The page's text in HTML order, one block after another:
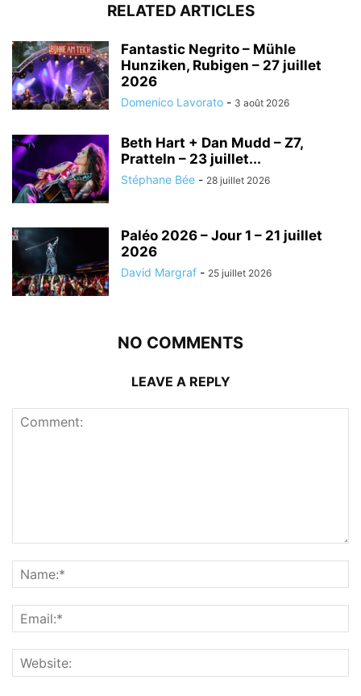
RELATED ARTICLES
Fantastic Negrito – Mühle
Hunziken, Rubigen – 27 juillet
2026
Domenico Lavorato - 3 août 2026
Beth Hart + Dan Mudd – Z7,
Pratteln – 23 juillet...
Stéphane Bée - 28 juillet 2026
Paléo 2026 – Jour 1 – 21 juillet
2026
David Margraf - 25 juillet 2026
NO COMMENTS
LEAVE A REPLY